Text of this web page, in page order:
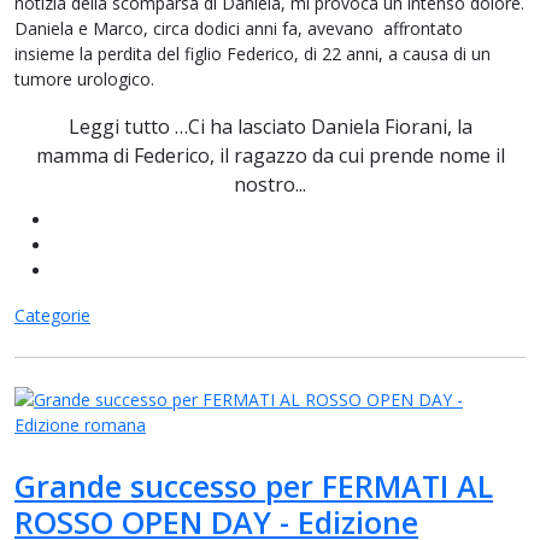
Daniela e Marco, circa dodici anni fa, avevano affrontato
insieme la perdita del figlio Federico, di 22 anni, a causa di un
tumore urologico.
Leggi tutto …Ci ha lasciato Daniela Fiorani, la
mamma di Federico, il ragazzo da cui prende nome il
nostro...
Categorie
Grande successo per FERMATI AL
ROSSO OPEN DAY - Edizione